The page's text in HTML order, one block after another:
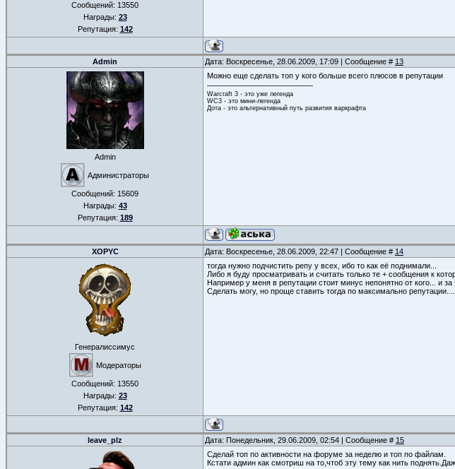
Сообщений: 13550
Награды: 23
Репутация: 142
Admin Дата: Воскресенье, 28.06.2009, 17:09 | Сообщение # 13
Admin
Администраторы
Сообщений: 15609
Награды: 43
Репутация: 189
Можно еще сделать топ у кого больше всего плюсов в репутации
Warcraft 3 - это уже легенда
WC3 - это мини-легенда
Дота - это альтернативный путь развития варкрафта
XOPYC Дата: Воскресенье, 28.06.2009, 22:47 | Сообщение # 14
Генералиссимус
Модераторы
Сообщений: 13550
Награды: 23
Репутация: 142
тогда нужно подчистить репу у всех, ибо то как её поднимали...
Либо я буду просматривать и считать только те + сообщения к
Например у меня в репутации стоит минус непонятно от кого... и за
Сделать могу, но проще ставить тогда по максимально репутации....
leave_plz Дата: Понедельник, 29.06.2009, 02:54 | Сообщение # 15
Сделай топ по активности на форуме за неделю и топ по файлам.
Кстати админ как смотриш на то,чтоб эту тему как нить